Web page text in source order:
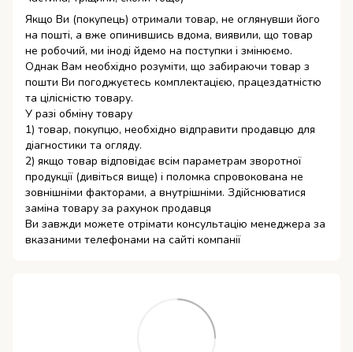
Якщо Ви (покупець) отримали товар, не оглянувши його
на пошті, а вже опинившись вдома, виявили, що товар
не робочий, ми іноді йдемо на поступки і змінюємо.
Однак Вам необхідно розуміти, що забираючи товар з
пошти Ви погоджуєтесь комплектацією, працездатністю
та цілісністю товару.
У разі обміну товару
1) товар, покупцю, необхідно відправити продавцю для
діагностики та огляду.
2) якщо товар відповідає всім параметрам зворотної
продукції (дивіться вище) і поломка спровокована не
зовнішніми факторами, а внутрішніми. Здійснюватися
заміна товару за рахунок продавця
Ви завжди можете отрімати консультацію менеджера за
вказаними телефонами на сайті компанії